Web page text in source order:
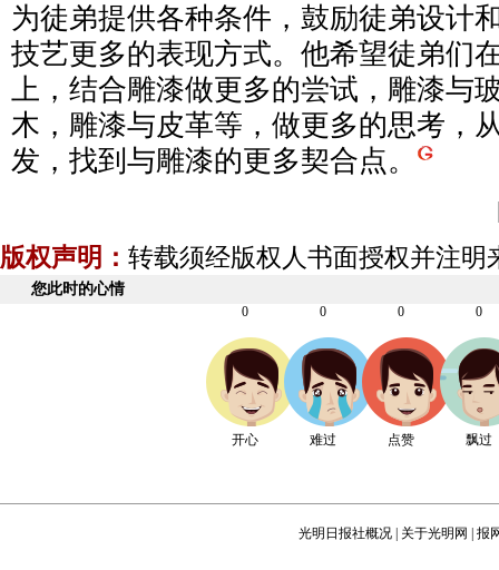
为徒弟提供各种条件，鼓励徒弟设计
技艺更多的表现方式。他希望徒弟们
上，结合雕漆做更多的尝试，雕漆与
木，雕漆与皮革等，做更多的思考，
发，找到与雕漆的更多契合点。
版权声明： 转载须经版权人书面授权并注明
您此时的心情
0
开心
0
难过
0
点赞
0
飘过
光明日报社概况 关于光明网 报